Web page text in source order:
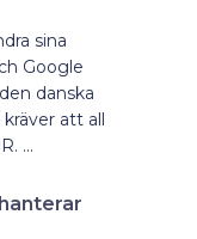
sina
Google
danska
att all
...